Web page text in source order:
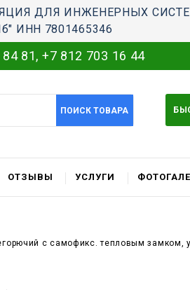
ДЛЯ ИНЖЕНЕРНЫХ
ИНН 7801465346
81, +7 812 703 16 44
ПОИСК ТОВАРА
ОТЗЫВЫ УСЛУГИ
c самофикс. тепловым замком,